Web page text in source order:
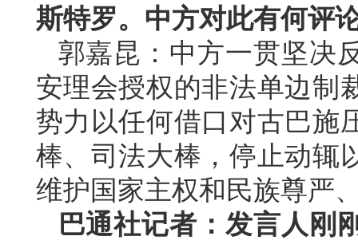
斯特罗。中方对此有何评
郭嘉昆：中方一贯坚决
安理会授权的非法单边制
势力以任何借口对古巴施
棒、司法大棒，停止动辄
维护国家主权和民族尊严
巴通社记者：发言人刚